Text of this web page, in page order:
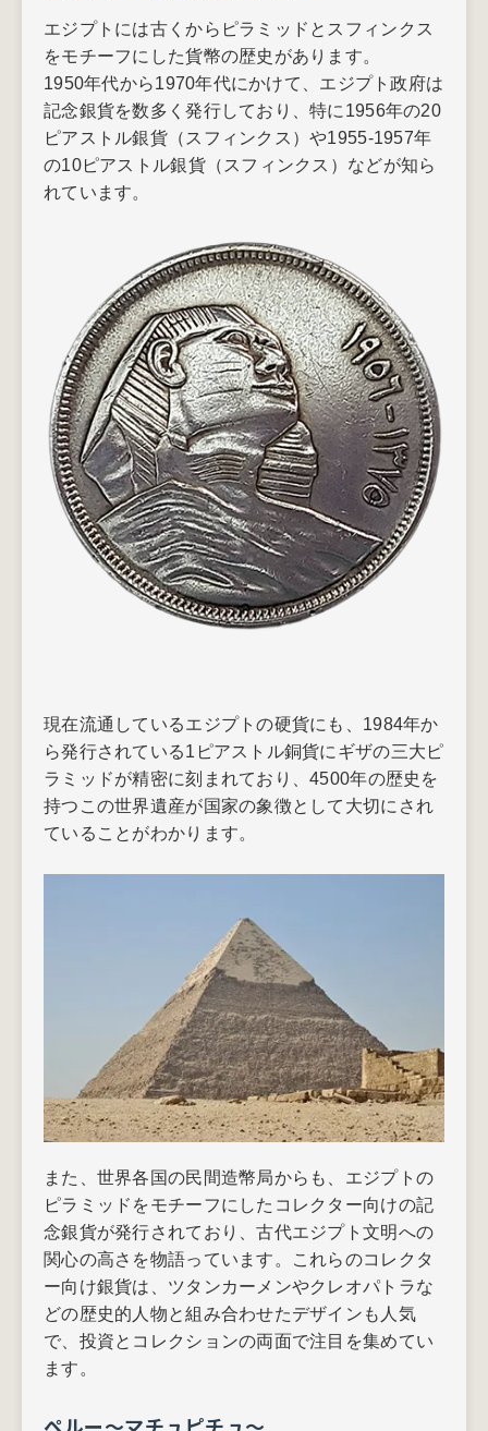
エジプトには古くからピラミッドとスフィンクス
をモチーフにした貨幣の歴史があります。
1950年代から1970年代にかけて、エジプト政府は
記念銀貨を数多く発行しており、特に1956年の20
ピアストル銀貨（スフィンクス）や1955-1957年
の10ピアストル銀貨（スフィンクス）などが知ら
れています。
現在流通しているエジプトの硬貨にも、1984年か
ら発行されている1ピアストル銅貨にギザの三大ピ
ラミッドが精密に刻まれており、4500年の歴史を
持つこの世界遺産が国家の象徴として大切にされ
ていることがわかります。
また、世界各国の民間造幣局からも、エジプトの
ピラミッドをモチーフにしたコレクター向けの記
念銀貨が発行されており、古代エジプト文明への
関心の高さを物語っています。これらのコレクタ
ー向け銀貨は、ツタンカーメンやクレオパトラな
どの歴史的人物と組み合わせたデザインも人気
で、投資とコレクションの両面で注目を集めてい
ます。